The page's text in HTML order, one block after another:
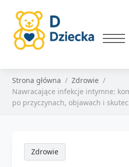
Strona główna
Zdrowie
Nawracające infekcje intymne:
po przyczynach, objawach i
Zdrowie